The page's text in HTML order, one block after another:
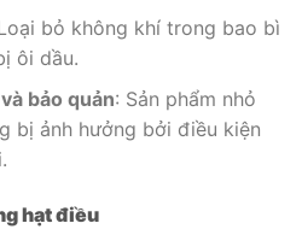
bỏ không khí trong bao bì
ôi dầu.
bảo quản: Sản phẩm nhỏ
bị ảnh hưởng bởi điều kiện
hạt điều